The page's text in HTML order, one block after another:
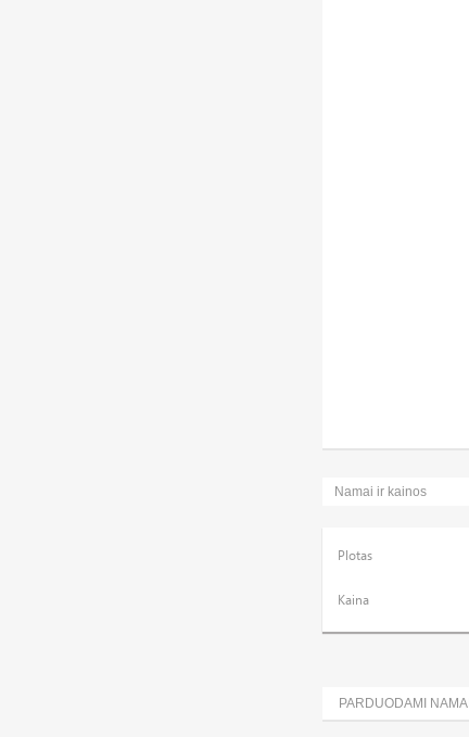
Namai ir kainos
Plotas
Kaina
PARDUODAMI NAMAI